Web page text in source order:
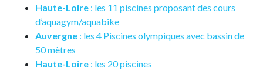
Haute-Loire : les 11 piscines proposant des cours
d’aquagym/aquabike
Auvergne : les 4 Piscines olympiques avec bassin de
50 mètres
Haute-Loire : les 20 piscines